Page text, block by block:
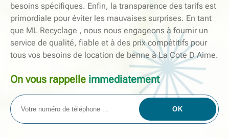
besoins spécifiques. Enfin, la transparence des tarifs est
primordiale pour éviter les mauvaises surprises. En tant
que ML Recyclage , nous nous engageons à fournir un
service de qualité, fiable et à des prix compétitifs pour
tous vos besoins de location de benne à La Cote D Aime.
On vous rappelle immediatement